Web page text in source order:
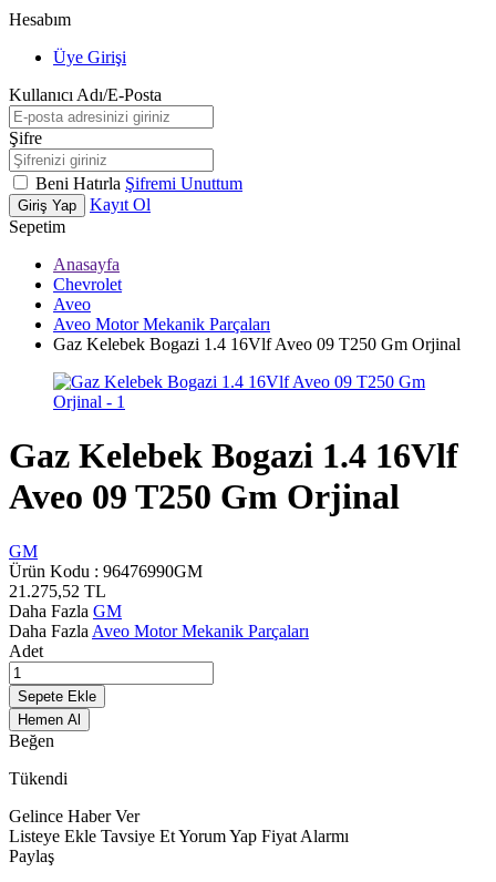
Hesabım
Üye Girişi
Kullanıcı Adı/E-Posta
Şifre
Beni Hatırla Şifremi Unuttum
Giriş Yap
Kayıt Ol
Sepetim
Anasayfa
Chevrolet
Aveo
Aveo Motor Mekanik Parçaları
Gaz Kelebek Bogazi 1.4 16Vlf Aveo 09 T250 Gm Orjinal
Gaz Kelebek Bogazi 1.4 16Vlf
Aveo 09 T250 Gm Orjinal
GM
Ürün Kodu : 96476990GM
21.275,52 TL
Daha Fazla GM
Daha Fazla Aveo Motor Mekanik Parçaları
Adet
Sepete Ekle
Hemen Al
Beğen
Tükendi
Gelince Haber Ver
Listeye Ekle Tavsiye EtYorum Yap Fiyat Alarmı
Paylaş